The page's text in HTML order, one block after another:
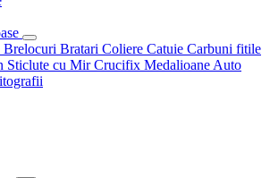
Brelocuri Bratari Coliere Catuie Carbuni fitile
Sticlute cu MirCrucifix Medalioane Auto